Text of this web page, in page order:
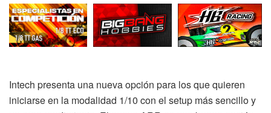
Intech presenta una nueva opción para los que quieren
iniciarse en la modalidad 1/10 con el setup más sencillo y